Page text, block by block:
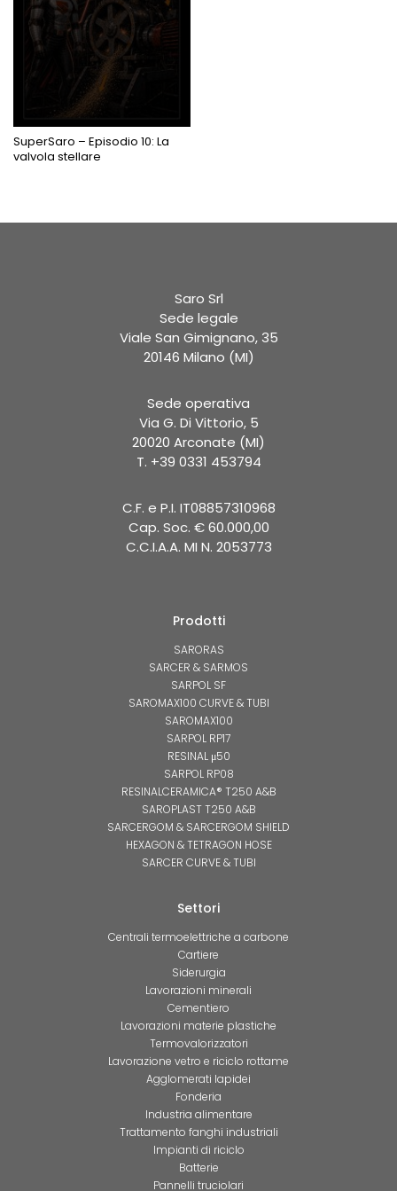
PROSSIMAMENTE
SuperSaro – Episodio 10: La
valvola stellare
Saro Srl
Sede legale
Viale San Gimignano, 35
20146 Milano (MI)
Sede operativa
Via G. Di Vittorio, 5
20020 Arconate (MI)
T. +39 0331 453794
C.F. e P.I. IT08857310968
Cap. Soc. € 60.000,00
C.C.I.A.A. MI N. 2053773
Prodotti
SARORAS
SARCER & SARMOS
SARPOL SF
SAROMAX100 CURVE & TUBI
SAROMAX100
SARPOL RP17
RESINAL μ50
SARPOL RP08
RESINALCERAMICA® T250 A&B
SAROPLAST T250 A&B
SARCERGOM & SARCERGOM SHIELD
HEXAGON & TETRAGON HOSE
SARCER CURVE & TUBI
Settori
Centrali termoelettriche a carbone
Cartiere
Siderurgia
Lavorazioni minerali
Cementiero
Lavorazioni materie plastiche
Termovalorizzatori
Lavorazione vetro e riciclo rottame
Agglomerati lapidei
Fonderia
Industria alimentare
Trattamento fanghi industriali
Impianti di riciclo
Batterie
Pannelli truciolari